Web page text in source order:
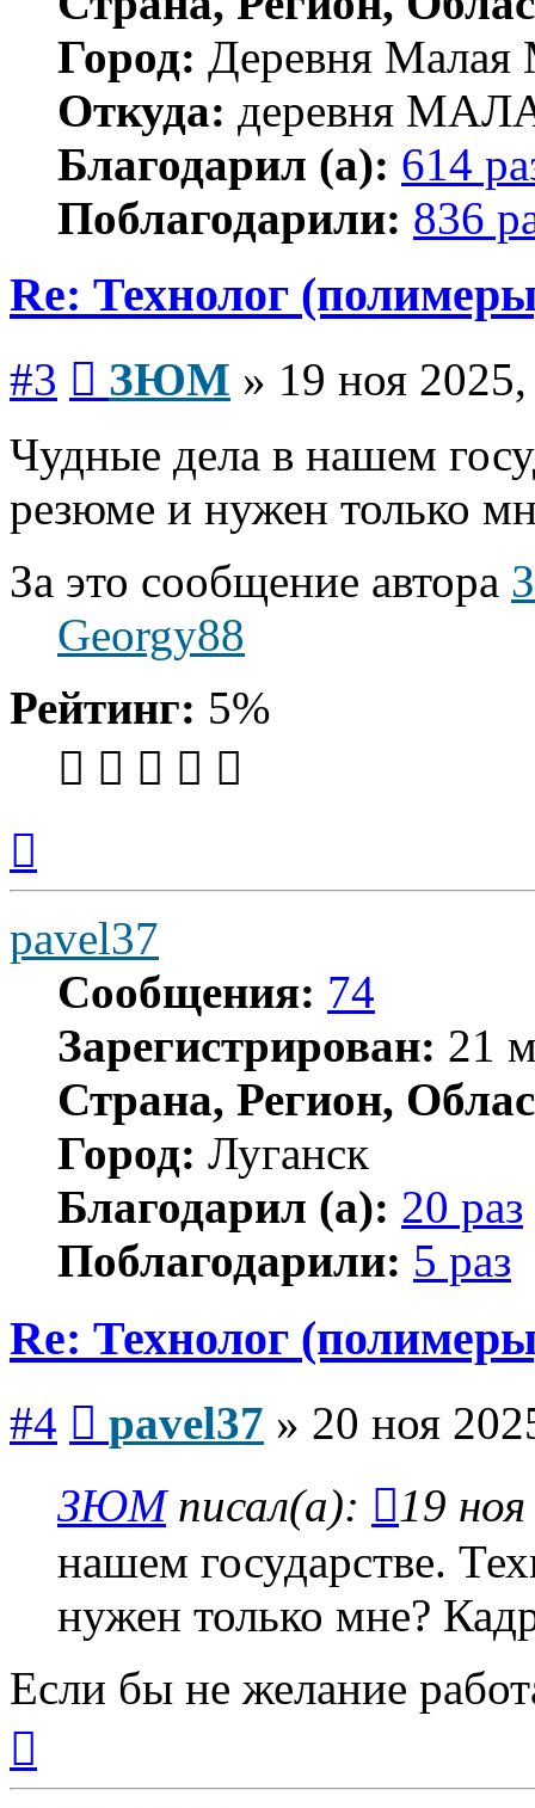
Город: Деревня Малая
Откуда: деревня
Благодарил (а): 614
Поблагодарили: 836
Re: Технолог
#3 ЗЮМ » 19 ноя
Чудные дела в нашем
резюме и нужен только
За это сообщение автора
Georgy88
Рейтинг: 5%
началу
pavel37
Сообщения: 74
Зарегистрирован: 21
Страна, Регион,
Город: Луганск
Благодарил (а): 20 раз
Поблагодарили: 5 раз
Re: Технолог
#4 pavel37 » 20 ноя
ЗЮМписал(а):
19
нашем государстве.
нужен только мне?
Если бы не желание
началу